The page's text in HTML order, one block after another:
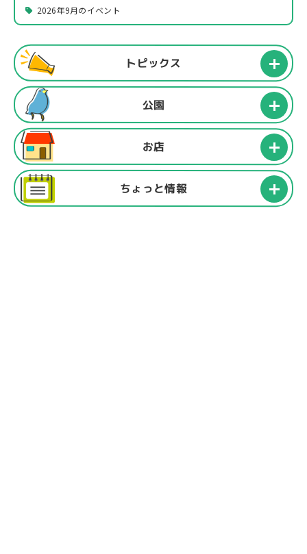
2026年9月のイベント
トピックス
公園
お店
ちょっと情報